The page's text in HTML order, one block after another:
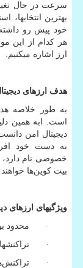
سرعت در حال
بهترین انتخاب­ها،
خود پیش رو داشته
هر کدام از این
ارز اشاره می­کنیم.
هدف ارزهای
به طور خلاصه
است. ابه همین
دیجیتال امن
به دست خود
خصوصی نام دارد،
بیت کوین‌ها خواهند
ویژگی­های ارزهای
· محدود
·
·